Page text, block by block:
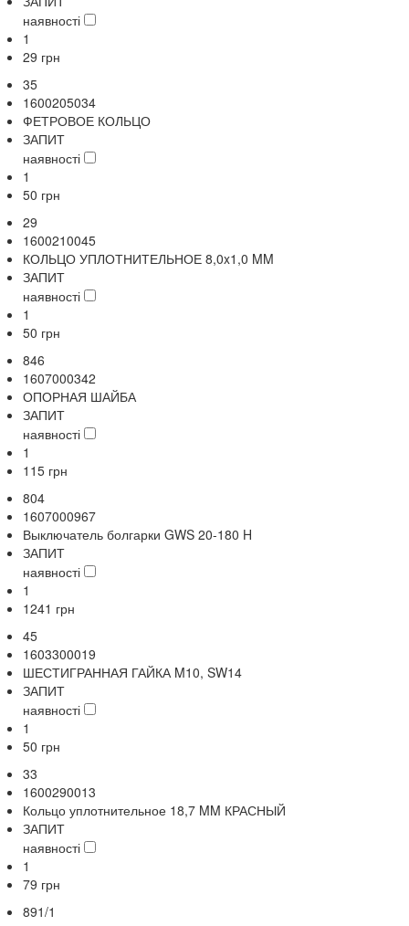
наявності
1
29 грн
35
1600205034
ФЕТРОВОЕ КОЛЬЦО
ЗАПИТ
наявності
1
50 грн
29
1600210045
КОЛЬЦО УПЛОТНИТЕЛЬНОЕ 8,0x1,0 MM
ЗАПИТ
наявності
1
50 грн
846
1607000342
ОПОРНАЯ ШАЙБА
ЗАПИТ
наявності
1
115 грн
804
1607000967
Выключатель болгарки GWS 20-180 H
ЗАПИТ
наявності
1
1241 грн
45
1603300019
ШЕСТИГРАННАЯ ГАЙКА M10, SW14
ЗАПИТ
наявності
1
50 грн
33
1600290013
Кольцо уплотнительное 18,7 MM КРАСНЫЙ
ЗАПИТ
наявності
1
79 грн
891/1